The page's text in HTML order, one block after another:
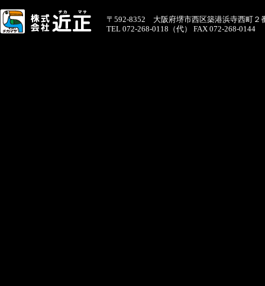
〒592-8352 大阪府堺市西区築港浜寺西町２
TEL 072-268-0118（代） FAX 072-268-0144